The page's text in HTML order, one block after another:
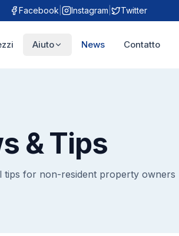
Facebook Instagram Twitter
Aiuto News Contatto
& Tips
tips for non-resident property owners